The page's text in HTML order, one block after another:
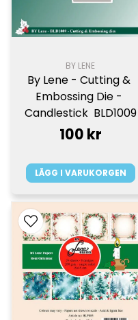
BY LENE
By Lene - Cutting &
Embossing Die -
Candlestick  BLD1009
100 kr
LÄGG I VARUKORGEN